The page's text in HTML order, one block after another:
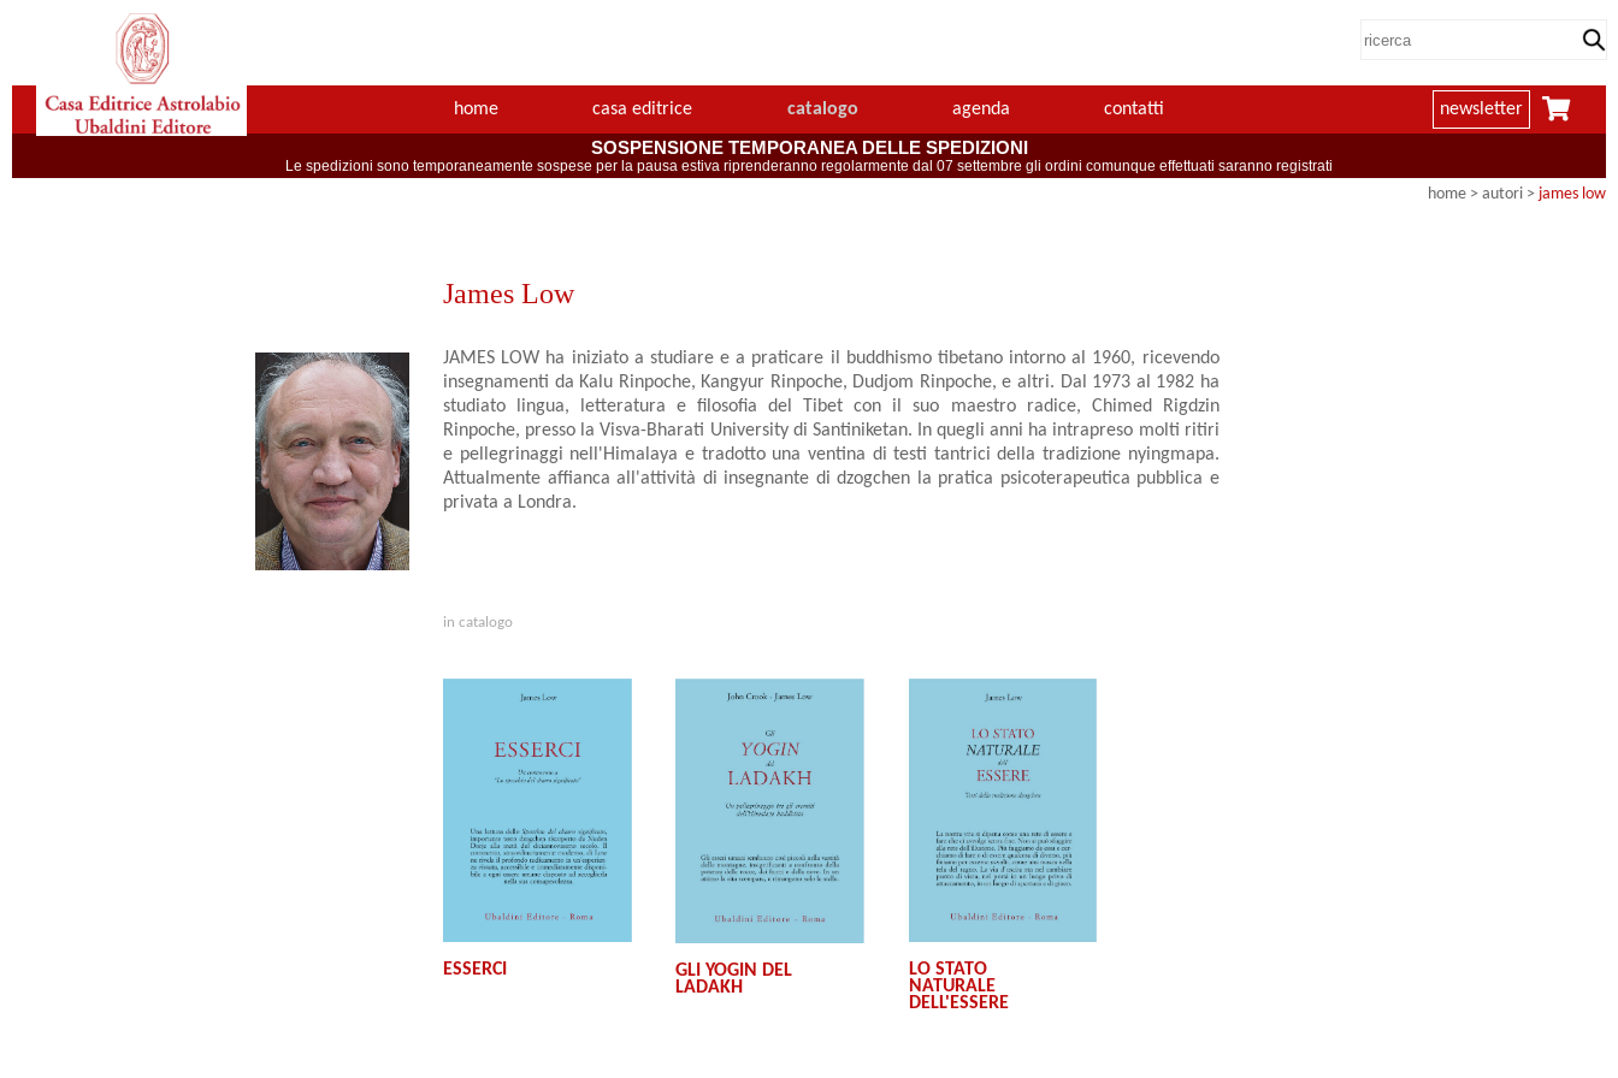
home casa editrice catalogo agenda contatti newsletter
SOSPENSIONE TEMPORANEA DELLE SPEDIZIONI
Le spedizioni sono temporaneamente sospese per la pausa estiva riprenderanno regolarmente dal 07 settembre gli ordini comunque effettuati saranno registrati
home > autori > james low
James Low
JAMES LOW ha iniziato a studiare e a praticare il buddhismo tibetano intorno al 1960, ricevendo
insegnamenti da Kalu Rinpoche, Kangyur Rinpoche, Dudjom Rinpoche, e altri. Dal 1973 al 1982 ha
studiato lingua, letteratura e filosofia del Tibet con il suo maestro radice, Chimed Rigdzin
Rinpoche, presso la Visva-Bharati University di Santiniketan. In quegli anni ha intrapreso molti ritiri
e pellegrinaggi nell'Himalaya e tradotto una ventina di testi tantrici della tradizione nyingmapa.
Attualmente affianca all'attività di insegnante di dzogchen la pratica psicoterapeutica pubblica e
privata a Londra.
in catalogo
ESSERCI
GLI YOGIN DEL
LADAKH
LO STATO
NATURALE
DELL'ESSERE